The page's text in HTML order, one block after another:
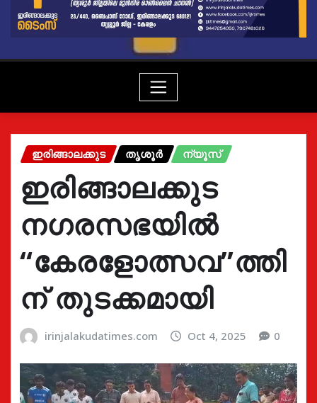
ഇരിങ്ങാലക്കുട തൃശൂർ ന്യൂസ്
ഇരിങ്ങാലക്കുട
നഗരസഭയിൽ
“കേരളോത്സവ”ത്തി
ന് തുടക്കമായി
irinjalakudatimes.com Oct 4, 2025 0